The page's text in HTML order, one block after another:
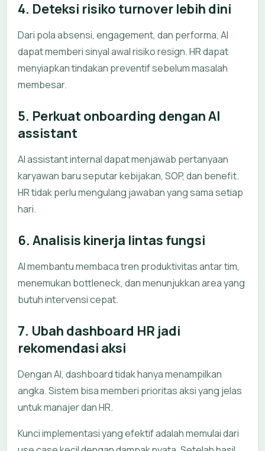
4. Deteksi risiko turnover lebih dini
Dari pola absensi, engagement, dan performa, AI
dapat memberi sinyal awal risiko resign. HR dapat
menyiapkan tindakan preventif sebelum masalah
membesar.
5. Perkuat onboarding dengan AI
assistant
AI assistant internal dapat menjawab pertanyaan
karyawan baru seputar kebijakan, SOP, dan benefit.
HR tidak perlu mengulang jawaban yang sama setiap
hari.
6. Analisis kinerja lintas fungsi
AI membantu membaca tren produktivitas antar tim,
menemukan bottleneck, dan menunjukkan area yang
butuh intervensi cepat.
7. Ubah dashboard HR jadi
rekomendasi aksi
Dengan AI, dashboard tidak hanya menampilkan
angka. Sistem bisa memberi prioritas aksi yang jelas
untuk manajer dan HR.
Kunci implementasi yang efektif adalah memulai dari